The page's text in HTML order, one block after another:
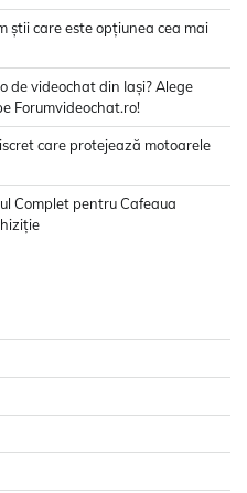
știi care este opțiunea cea mai
de videochat din Iași? Alege
Forumvideochat.ro!
care protejează motoarele
Complet pentru Cafeaua